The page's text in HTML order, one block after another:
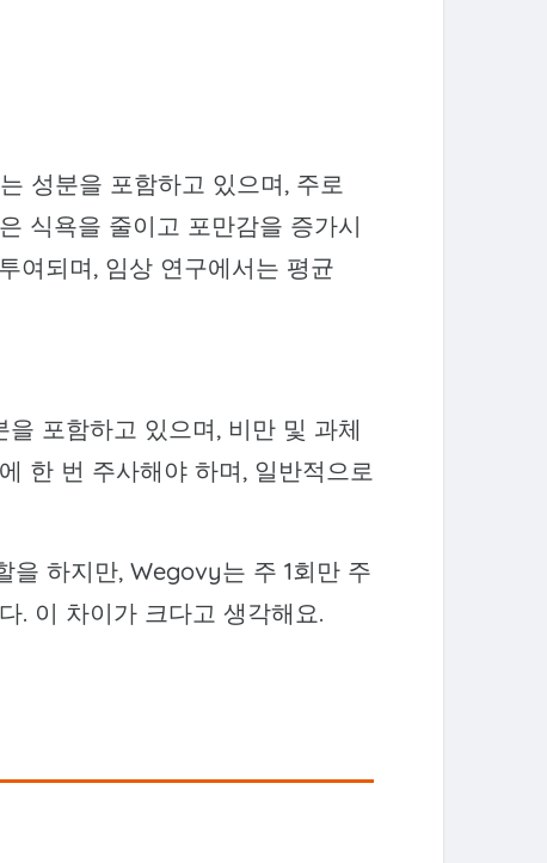
성분을 포함하고 있으며, 주로
식욕을 줄이고 포만감을 증가시
여되며, 임상 연구에서는 평균
포함하고 있으며, 비만 및 과체
한 번 주사해야 하며, 일반적으로
을 하지만, Wegovy는 주 1회만 주
. 이 차이가 크다고 생각해요.